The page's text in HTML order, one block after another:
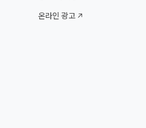
온라인 광고